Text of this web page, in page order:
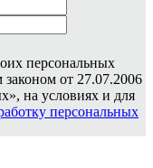
персональных
от 27.07.2006
на условиях и для
персональных